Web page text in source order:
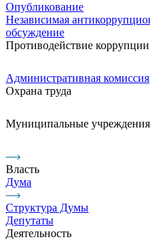
Опубликование
Независимая
обсуждение
Противодействие коррупции
Административная комиссия
Охрана труда
Муниципальные учреждения
Власть
Дума
Структура Думы
Депутаты
Деятельность